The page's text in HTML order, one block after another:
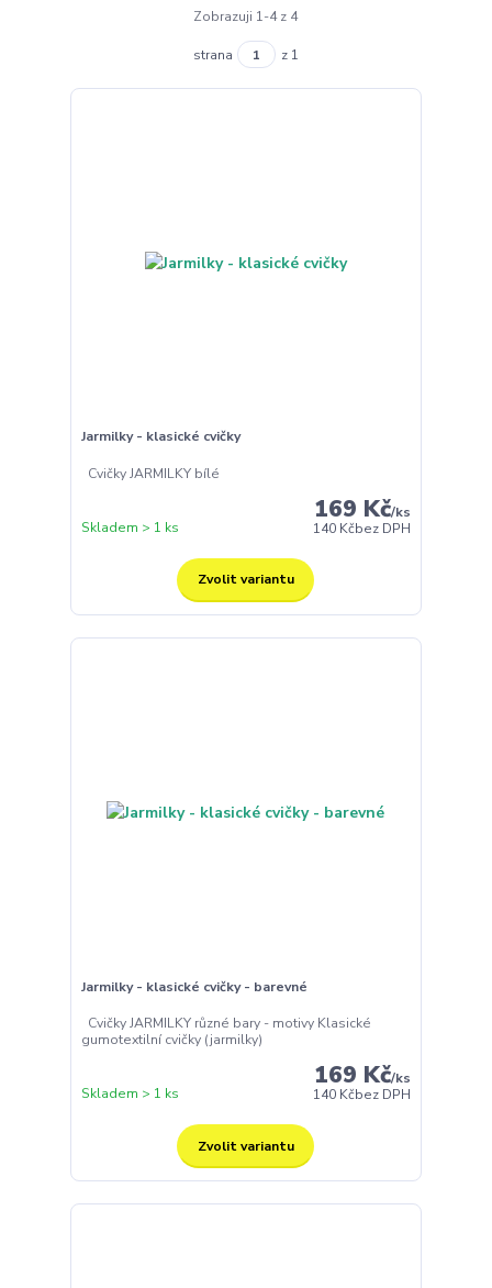
Zobrazuji 1-4 z 4
strana z 1
Jarmilky - klasické cvičky
Cvičky JARMILKY bílé
169 Kč/ks
140 Kčbez DPH
Skladem > 1 ks
Zvolit variantu
Jarmilky - klasické cvičky - barevné
Cvičky JARMILKY různé bary - motivy Klasické
gumotextilní cvičky (jarmilky)
169 Kč/ks
140 Kčbez DPH
Skladem > 1 ks
Zvolit variantu